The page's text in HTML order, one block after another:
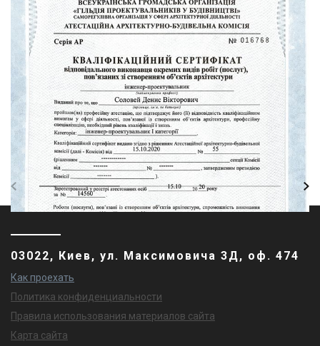
03022, Киев, ул. Максимовича 3Д, оф. 474
Как проехать
Политика конфиденциальности
Правила использования материалов сайта
Карта сайта